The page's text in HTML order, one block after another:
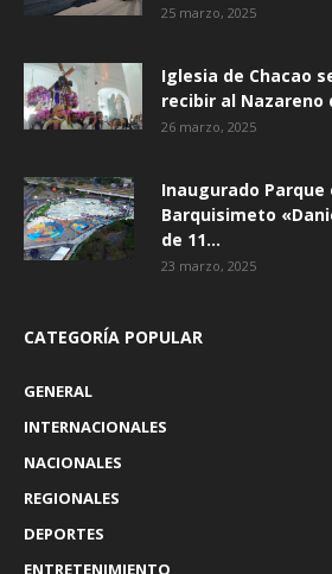
25 marzo, 2025
Iglesia de Chacao
recibir al Nazareno
26 marzo, 2025
Inaugurado
Barquisimeto
de 11...
23 marzo, 2025
CATEGORÍA POPULAR
GENERAL
INTERNACIONALES
NACIONALES
REGIONALES
DEPORTES
ENTRETENIMIENTO